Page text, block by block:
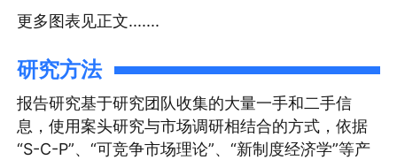
更多图表见正文.......
研究方法
报告研究基于研究团队收集的大量一手和二手信
息，使用案头研究与市场调研相结合的方式，依据
“S-C-P”、“可竞争市场理论”、“新制度经济学”等产